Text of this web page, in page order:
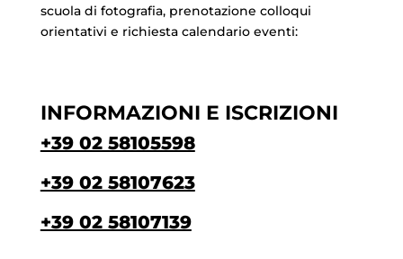
scuola di fotografia, prenotazione colloqui
orientativi e richiesta calendario eventi:
INFORMAZIONI E ISCRIZIONI
+39 02 58105598
+39 02 58107623
+39 02 58107139